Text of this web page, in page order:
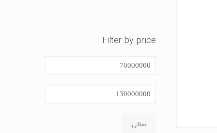
Filter by price
حداقل
قیمت
حداكثر
قيمت
صافی